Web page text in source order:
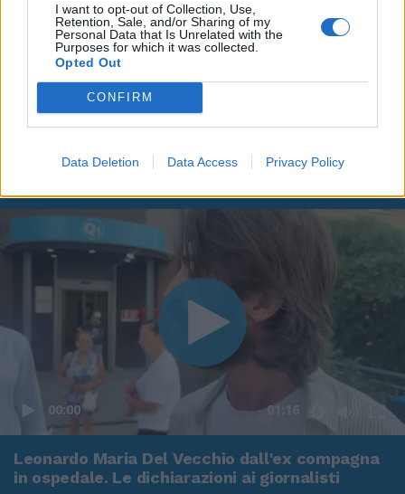
I want to opt-out of Collection, Use,
Retention, Sale, and/or Sharing of my
Personal Data that Is Unrelated with the
Purposes for which it was collected.
Opted Out
CONFIRM
Data Deletion Data Access Privacy Policy
00:00 01:16
Leonardo Maria Del Vecchio dall'ex compagna
in ospedale. Le dichiarazioni ai giornalisti